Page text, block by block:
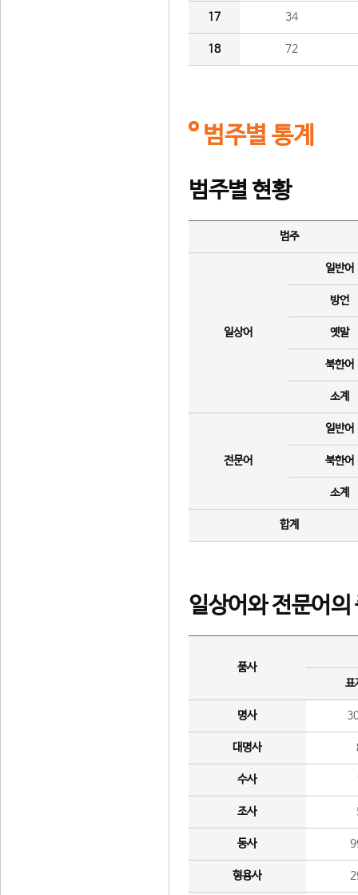
17 34
18 72
범주별 통계
범주별 현황
범주
일상어
일반어
방언
옛말
북한어
소계
전문어
일반어
북한어
소계
합계
일상어와 전문어의
품사
표
명사
대명사
수사
조사
동사
형용사